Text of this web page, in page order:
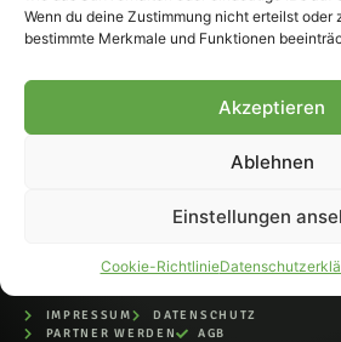
Wenn du deine Zustimmung nicht erteilst oder
bestimmte Merkmale und Funktionen
Akzeptieren
Ablehnen
Einstellungen
Cookie-Richtlinie
Fohlen-Hautnah.de ist ein
offiziell eingetragenes Magazin
IMPRESSUM
DATENSCHUTZ
PARTNER WERDEN
AGB